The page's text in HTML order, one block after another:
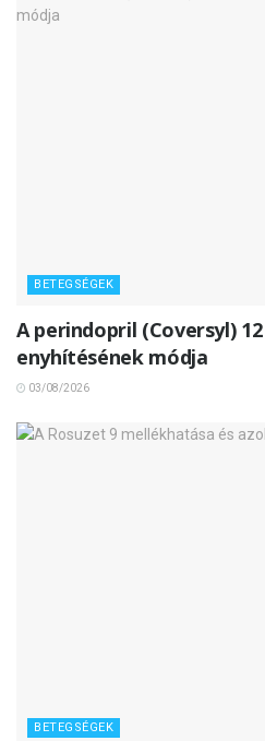
BETEGSÉGEK
A perindopril (Coversyl)
enyhítésének módja
03/08/2026
BETEGSÉGEK